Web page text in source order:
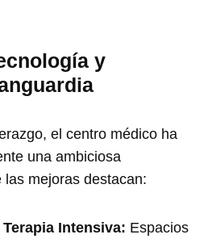
y
el centro médico ha
una ambiciosa
mejoras destacan:
Intensiva: Espacios